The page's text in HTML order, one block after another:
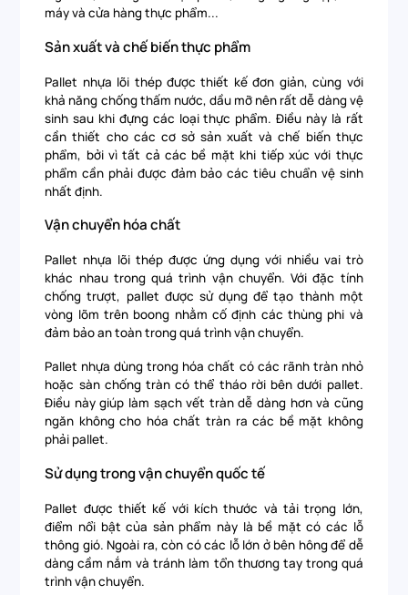
máy và cửa hàng thực phẩm...
Sản xuất và chế biến thực phẩm
Pallet nhựa lõi thép được thiết kế đơn giản, cùng với
khả năng chống thấm nước, dầu mỡ nên rất dễ dàng vệ
sinh sau khi đựng các loại thực phẩm. Điều này là rất
cần thiết cho các cơ sở sản xuất và chế biến thực
phẩm, bởi vì tất cả các bề mặt khi tiếp xúc với thực
phẩm cần phải được đảm bảo các tiêu chuẩn vệ sinh
nhất định.
Vận chuyển hóa chất
Pallet nhựa lõi thép được ứng dụng với nhiều vai trò
khác nhau trong quá trình vận chuyển. Với đặc tính
chống trượt, pallet được sử dụng để tạo thành một
vòng lõm trên boong nhằm cố định các thùng phi và
đảm bảo an toàn trong quá trình vận chuyển.
Pallet nhựa dùng trong hóa chất có các rãnh tràn nhỏ
hoặc sàn chống tràn có thể tháo rời bên dưới pallet.
Điều này giúp làm sạch vết tràn dễ dàng hơn và cũng
ngăn không cho hóa chất tràn ra các bề mặt không
phải pallet.
Sử dụng trong vận chuyển quốc tế
Pallet được thiết kế với kích thước và tải trọng lớn,
điểm nổi bật của sản phẩm này là bề mặt có các lỗ
thông gió. Ngoài ra, còn có các lỗ lớn ở bên hông để dễ
dàng cầm nắm và tránh làm tổn thương tay trong quá
trình vận chuyển.